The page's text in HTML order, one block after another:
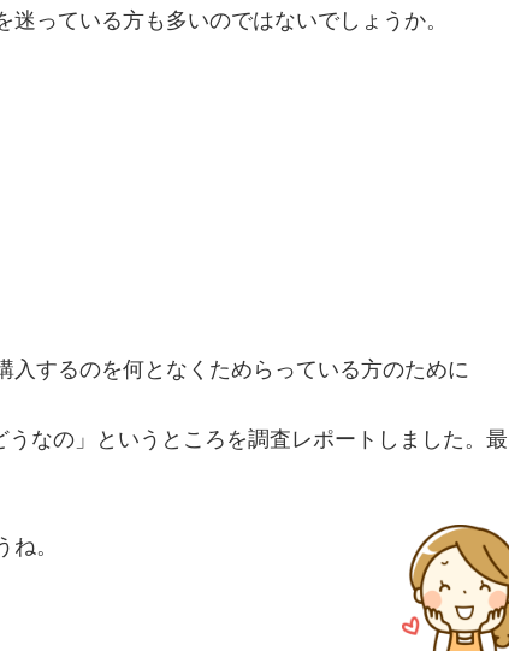
っている方も多いのではないでしょうか。
するのを何となくためらっている方のために
なの」というところを調査レポートしました。最
。